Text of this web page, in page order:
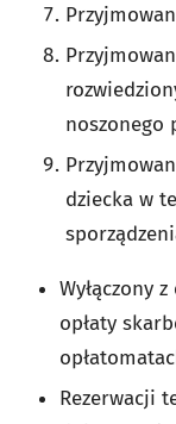
noszonego
dziecka w
Wyłączony
opłaty
Rezerwacji